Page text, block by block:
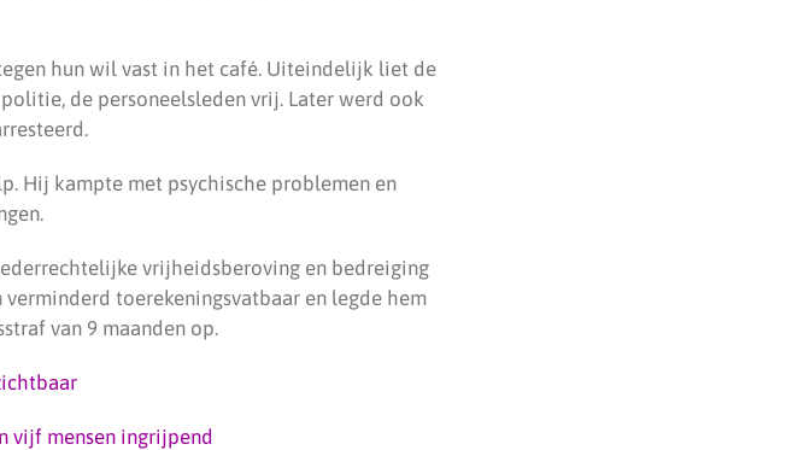
hun wil vast in het café. Uiteindelijk liet de
de personeelsleden vrij. Later werd ook
Hij kampte met psychische problemen en
vrijheidsberoving en bedreiging
toerekeningsvatbaar en legde hem
van 9 maanden op.
vijf mensen ingrijpend